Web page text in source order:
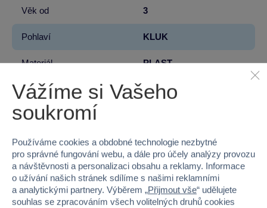
Věk od 3
Pohlaví KLUK
Materiál PLAST
Šířka 58
Výška
Hloubka 5
Hmotnost v gramech 806
Vážíme si Vašeho
soukromí
Používáme cookies a obdobné technologie nezbytné
pro správné fungování webu, a dále pro účely analýzy provozu
a návštěvnosti a personalizaci obsahu a reklamy. Informace
o užívání našich stránek sdílíme s našimi reklamními
a analytickými partnery. Výběrem „Přijmout vše“ udělujete
souhlas se zpracováním všech volitelných druhů cookies